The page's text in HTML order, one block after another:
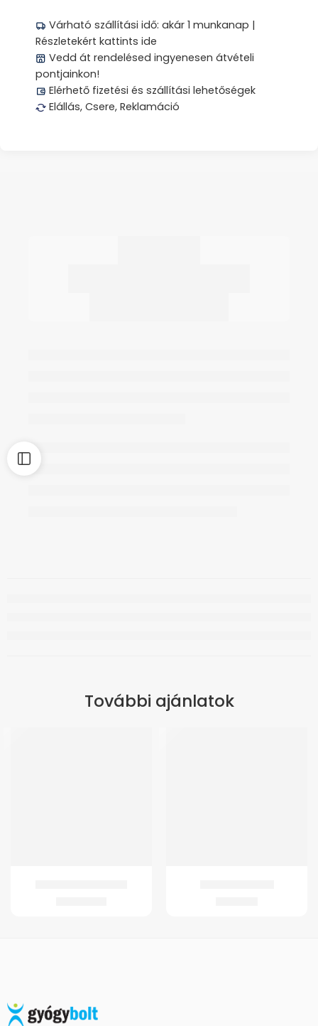
Várható szállítási idő: akár 1 munkanap |
Részletekért kattints ide
Vedd át rendelésed ingyenesen átvételi
pontjainkon!
Elérhető fizetési és szállítási lehetőségek
Elállás, Csere, Reklamáció
További ajánlatok